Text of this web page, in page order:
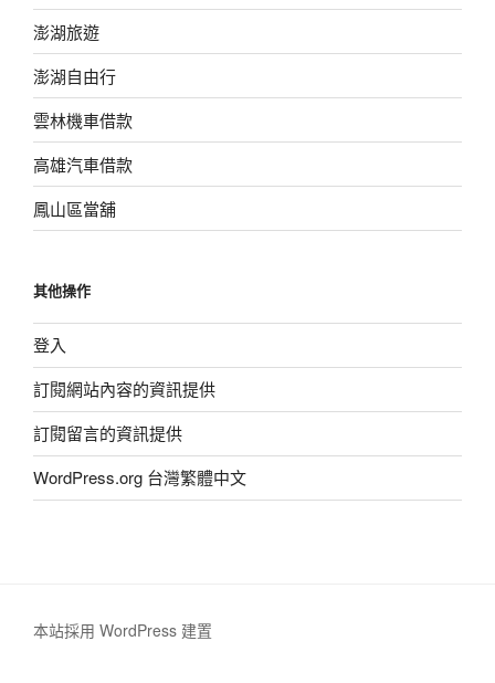
澎湖旅遊
澎湖自由行
雲林機車借款
高雄汽車借款
鳳山區當舖
其他操作
登入
訂閱網站內容的資訊提供
訂閱留言的資訊提供
WordPress.org 台灣繁體中文
本站採用 WordPress 建置